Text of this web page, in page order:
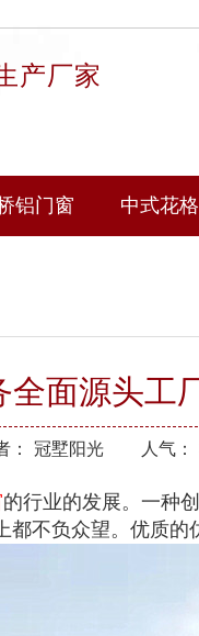
产厂家
铝门窗 中式花格
面源头工
： 冠墅阳光 人气：
的行业的发展。一种
不负众望。优质的